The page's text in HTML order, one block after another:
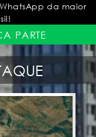
da maior
PARTE